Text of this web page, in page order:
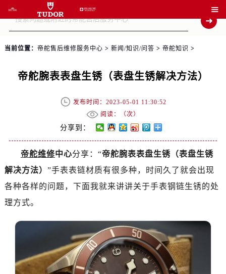

当前位置： 帝舵售后维修服务中心 > 新闻/知识/问答 > 帝舵知识 >
帝舵腕表表盘生锈（表盘生锈解决方法）
发布时间：2023-05-01 11:30:52
阅读：（次）
分享到：
帝舵维修中心分享：“帝舵腕表表盘生锈（表盘生锈
解决方法） ”手表表链材质有很多种，时间久了就会出现
各种各样的问题，下面我就来讲讲关于手表钢链生锈的处
理方式。